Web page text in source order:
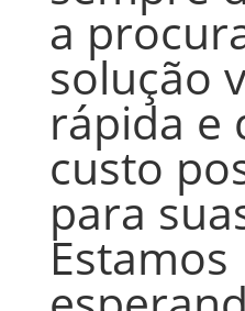
a
solução
rápida e
custo
para
Estamos